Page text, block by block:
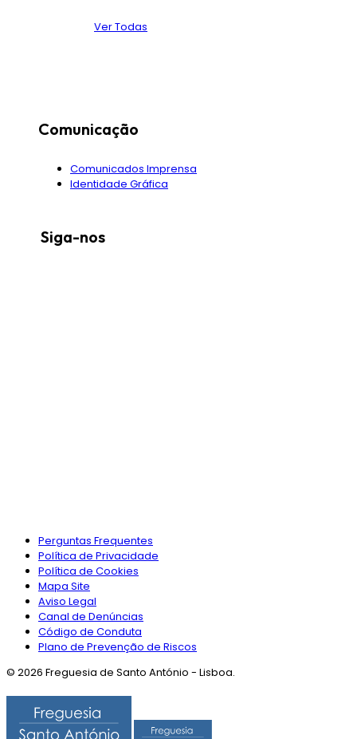
Ver Todas
Comunicação
Comunicados Imprensa
Identidade Gráfica
Siga-nos
Perguntas Frequentes
Política de Privacidade
Política de Cookies
Mapa Site
Aviso Legal
Canal de Denúncias
Código de Conduta
Plano de Prevenção de Riscos
© 2026 Freguesia de Santo António - Lisboa.